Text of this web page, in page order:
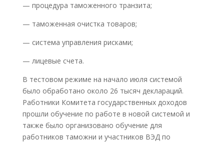
— процедура таможенного транзита;
— таможенная очистка товаров;
— система управления рисками;
— лицевые счета.
В тестовом режиме на начало июля системой
было обработано около 26 тысяч деклараций.
Работники Комитета государственных доходов
прошли обучение по работе в новой системой и
также было организовано обучение для
работников таможни и участников ВЭД по